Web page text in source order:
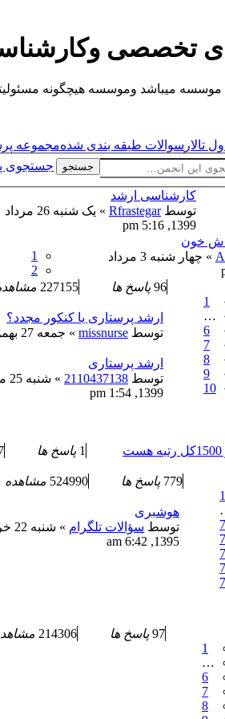
تخصصی
میباشد وموسسه هیچگونه مسئولیتی در
تالار سوالات طبقه بندی شدهمجموعه
جستجو
جستجوی
کارشناسی ارشد
توسطRfrastegar
» یک شنبه 26 مرداد
1399, 5:16 pm
خون
1
2
» چهار شنبه 3 مرداد
1
…
6
7
8
9
10
96 پاسخ ها 227155
ارشد پرستاری یا کنکور مجدد؟
توسط missnurse » جمعه 27 بهمن 1402, 2:55 am
ارشد پرستاری
توسط 2110437138
»
1399, 1:54 pm
1 پاسخ ها
1
779 پاسخ ها 524990 مشاهده
هوشبری
توسط سؤالات تلگرام
»
1395, 6:42 am
1
…
6
7
8
97 پاسخ ها 214306